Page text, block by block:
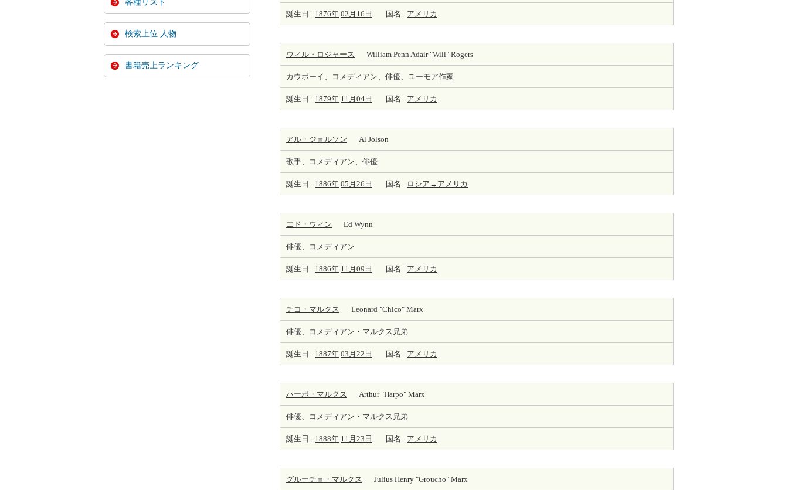
誕生日 : 1876年 02月16日 国名 : アメリカ
ウィル・ロジャース William Penn Adair "Will" Rogers
カウボーイ、コメディアン、 俳優、ユーモア作家
誕生日 : 1879年 11月04日 国名 : アメリカ
アル・ジョルソン Al Jolson
歌手、コメディアン、 俳優
誕生日 : 1886年 05月26日 国名 : ロシア→アメリカ
エド・ウィン Ed Wynn
俳優、コメディアン
誕生日 : 1886年 11月09日 国名 : アメリカ
チコ・マルクス Leonard "Chico" Marx
俳優、コメディアン・マルクス兄弟
誕生日 : 1887年 03月22日 国名 : アメリカ
ハーポ・マルクス Arthur "Harpo" Marx
俳優、コメディアン・マルクス兄弟
誕生日 : 1888年 11月23日 国名 : アメリカ
グルーチョ・マルクス Julius Henry "Groucho" Marx
各種リスト
検索上位 人物
書籍売上ランキング